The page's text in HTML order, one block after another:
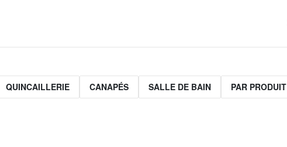
QUINCAILLERIE CANAPÉS SALLE DE BAIN PAR PRODUIT